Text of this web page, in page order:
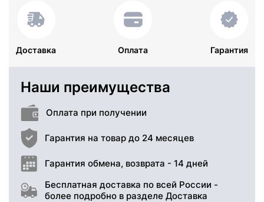
Доставка Оплата Гарантия
Наши преимущества
Оплата при получении
Гарантия на товар до 24 месяцев
Гарантия обмена, возврата - 14 дней
Бесплатная доставка по всей России -
более подробно в разделе Доставка